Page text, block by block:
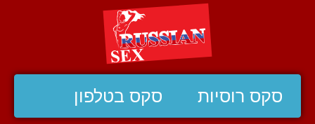
סקס רוסיות סקס בטלפון